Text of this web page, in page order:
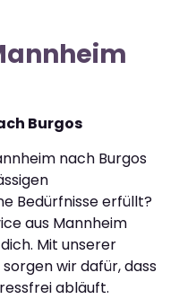
Burgos
nach Burgos
Bedürfnisse erfüllt?
aus Mannheim
Mit unserer
wir dafür, dass
abläuft.